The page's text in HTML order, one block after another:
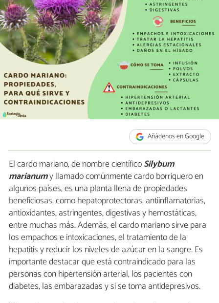
Añádenos en Google
El cardo mariano, de nombre científicoSilybum
marianumy llamado comúnmente cardo borriquero en
algunos países, es una planta llena de propiedades
beneficiosas, como hepatoprotectoras, antiinflamatorias,
antioxidantes, astringentes, digestivas y hemostáticas,
entre muchas más. Además, el cardo mariano sirve para
los empachos e intoxicaciones, el tratamiento de la
hepatitis y reducir los niveles de azúcar en la sangre. Es
importante destacar que está contraindicado para las
personas con hipertensión arterial, los pacientes con
diabetes, las embarazadas y si se toma antidepresivos.